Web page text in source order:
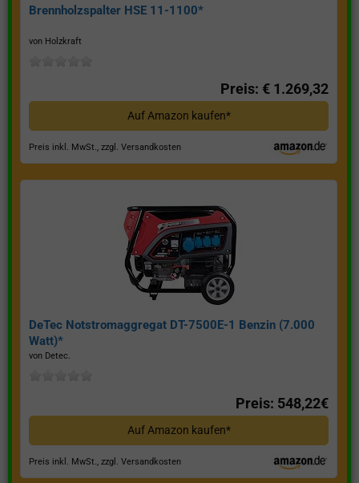
Brennholzspalter HSE 11-1100*
von Holzkraft
Preis: € 1.269,32
Auf Amazon kaufen*
Preis inkl. MwSt., zzgl. Versandkosten
DeTec Notstromaggregat DT-7500E-1 Benzin (7.000
Watt)*
von Detec.
Preis: 548,22€
Auf Amazon kaufen*
Preis inkl. MwSt., zzgl. Versandkosten